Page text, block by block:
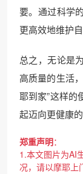
要。通过科学
更高效地维护
总之，无论是
高质量的生活
耶到家”这样的
起迈向更健康的
郑重声明：
1.本文图片为AI
况，请以摩耶上